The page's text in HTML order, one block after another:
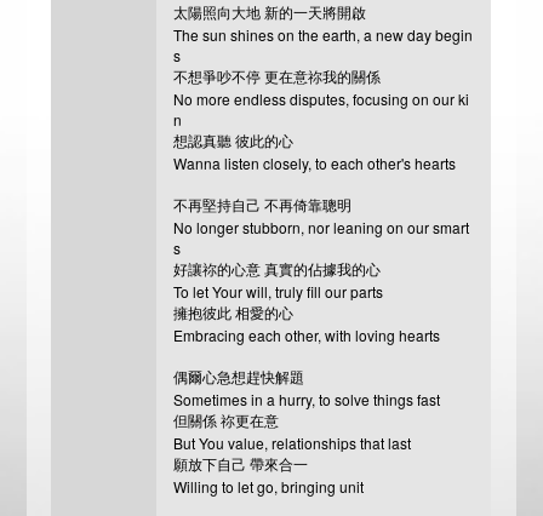
太陽照向大地 新的一天將開啟
The sun shines on the earth, a new day begin
s
不想爭吵不停 更在意祢我的關係
No more endless disputes, focusing on our ki
n
想認真聽 彼此的心
Wanna listen closely, to each other's hearts
不再堅持自己 不再倚靠聰明
No longer stubborn, nor leaning on our smart
s
好讓祢的心意 真實的佔據我的心
To let Your will, truly fill our parts
擁抱彼此 相愛的心
Embracing each other, with loving hearts
偶爾心急想趕快解題
Sometimes in a hurry, to solve things fast
但關係 祢更在意
But You value, relationships that last
願放下自己 帶來合一
Willing to let go, bringing unit